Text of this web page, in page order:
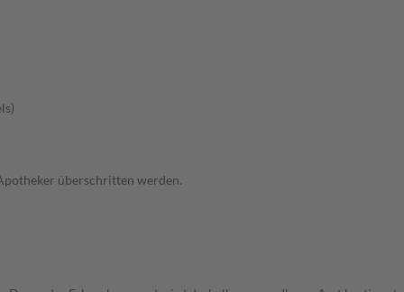
überschritten werden.